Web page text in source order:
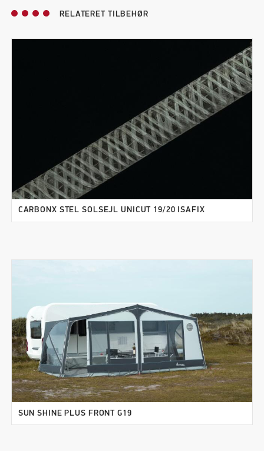
RELATERET TILBEHØR
CARBONX STEL SOLSEJL UNICUT 19/20 ISAFIX
SUN SHINE PLUS FRONT G19